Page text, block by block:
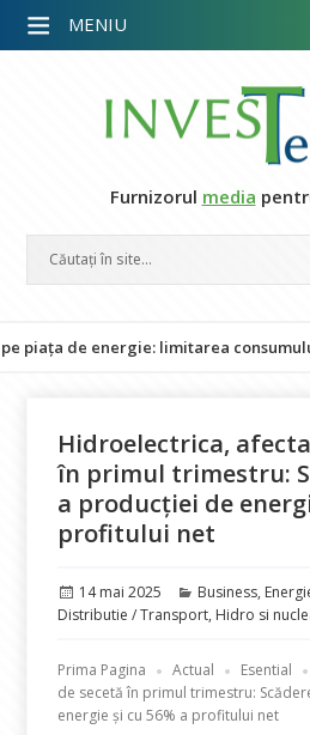
Furnizorul media
energie: limitarea consumului,
Hidroelectrica,
în primul trimestru:
a producției de
profitului net
Publicat
pe
14 mai 2025 Categorii
Business,
Distributie / Transport, Hidro si
Prima Pagina Actual Esential
de secetă în primul trimestru:
energie și cu 56% a profitului net
MENIU